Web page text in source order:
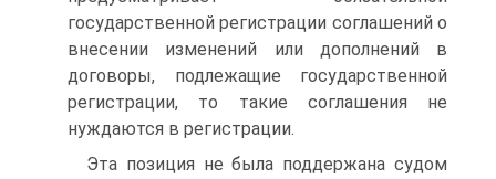
государственной регистрации соглашений о
внесении изменений или дополнений в
договоры, подлежащие государственной
регистрации, то такие соглашения не
нуждаются в регистрации.
Эта позиция не была поддержана судом